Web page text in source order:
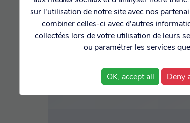
CIC MONETICO
sur l'utilisation de notre site avec nos
combiner celles-ci avec d'autres
collectées lors de votre utilisation de leurs
ou paramétrer les services
OK, accept all Deny